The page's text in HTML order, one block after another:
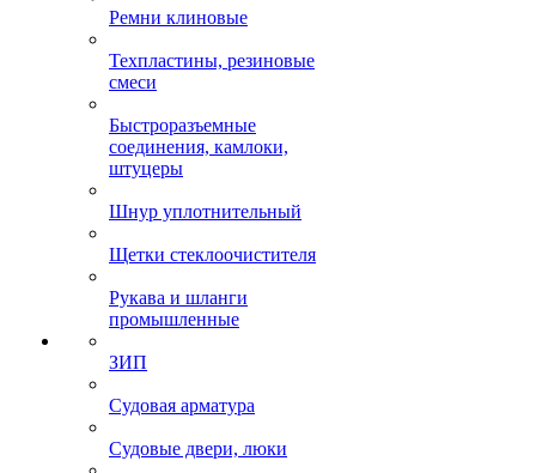
Ремни клиновые
Техпластины, резиновые
смеси
Быстроразъемные
соединения, камлоки,
штуцеры
Шнур уплотнительный
Щетки стеклоочистителя
Рукава и шланги
промышленные
ЗИП
Судовая арматура
Судовые двери, люки